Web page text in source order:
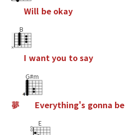
Will be okay
B
I wantyou tosay
夢
G#m
Everything's gonna be
E